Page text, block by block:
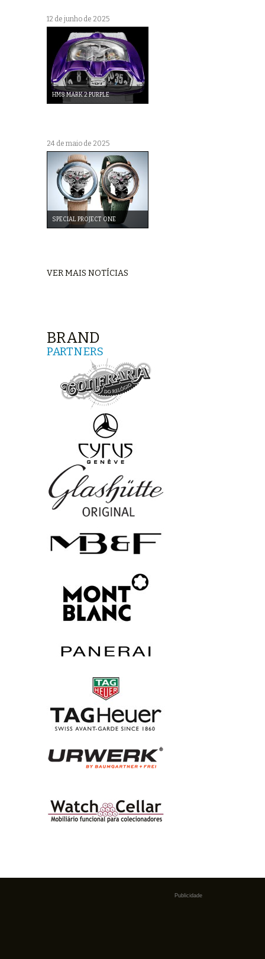
12 de junho de 2025
HM8 MARK 2 PURPLE
24 de maio de 2025
SPECIAL PROJECT ONE
VER MAIS NOTÍCIAS
BRAND
PARTNERS
Publicidade